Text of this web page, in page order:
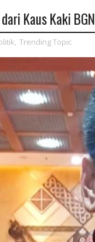
Kaus Kaki BGN
, Trending Topic